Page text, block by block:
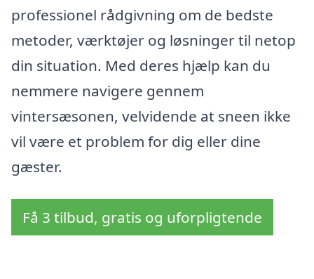
professionel rådgivning om de bedste
metoder, værktøjer og løsninger til netop
din situation. Med deres hjælp kan du
nemmere navigere gennem
vintersæsonen, velvidende at sneen ikke
vil være et problem for dig eller dine
gæster.
Få 3 tilbud, gratis og uforpligtende